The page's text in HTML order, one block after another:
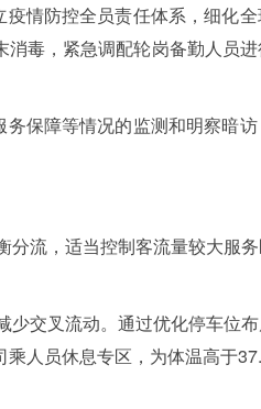
情防控全员责任体系，细化
毒，紧急调配轮岗备勤人员
保障等情况的监测和明察暗
流，适当控制客流量较大服
交叉流动。通过优化停车位
人员休息专区，为体温高于